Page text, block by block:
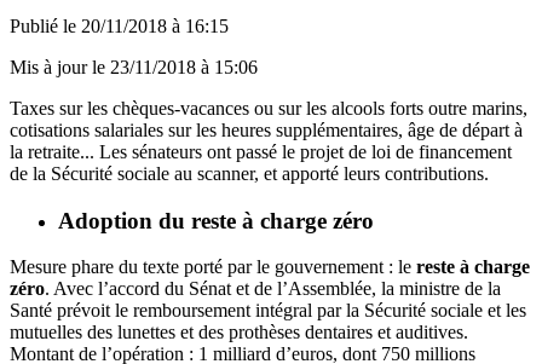
Publié le 20/11/2018 à 16:15
Mis à jour le 23/11/2018 à 15:06
Taxes sur les chèques-vacances ou sur les alcools forts outre marins,
cotisations salariales sur les heures supplémentaires, âge de départ à
la retraite... Les sénateurs ont passé le projet de loi de financement
de la Sécurité sociale au scanner, et apporté leurs contributions.
Adoption du reste à charge zéro
Mesure phare du texte porté par le gouvernement : le reste à charge
zéro. Avec l’accord du Sénat et de l’Assemblée, la ministre de la
Santé prévoit le remboursement intégral par la Sécurité sociale et les
mutuelles des lunettes et des prothèses dentaires et auditives.
Montant de l’opération : 1 milliard d’euros, dont 750 millions